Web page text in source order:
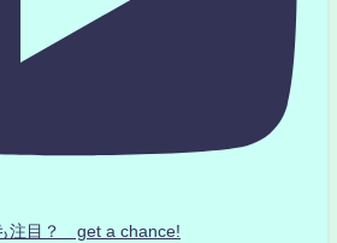
注目？ get a chance!